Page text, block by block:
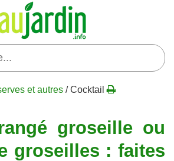
et autres / Cocktail
groseille ou
groseilles : faites